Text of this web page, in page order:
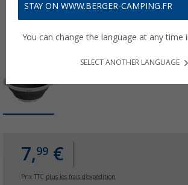
7,99 €
Prix TTC plus les frais d'expédition
STAY ON WWW.BERGER-CAMPING.FR
You can change the language at any time
SELECT ANOTHER LANGUAGE